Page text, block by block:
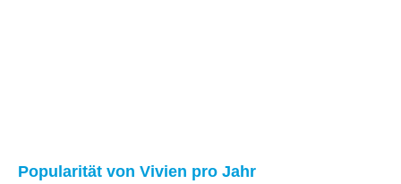
Popularität von Vivien pro Jahr